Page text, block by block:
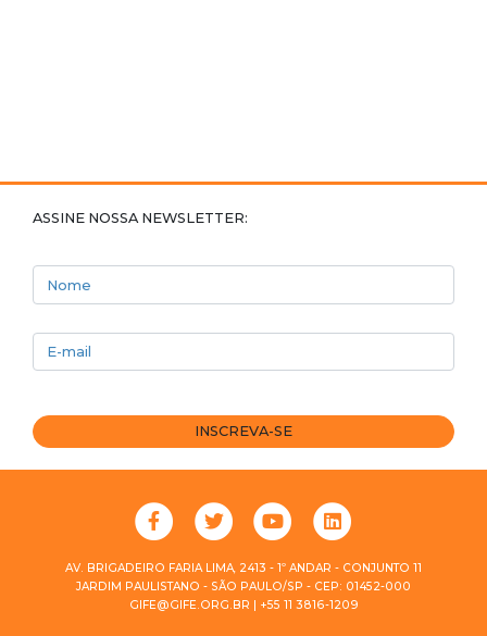
ASSINE NOSSA NEWSLETTER:
INSCREVA-SE
AV. BRIGADEIRO FARIA LIMA, 2413 - 1º ANDAR - CONJUNTO 11
JARDIM PAULISTANO - SÃO PAULO/SP - CEP: 01452-000
GIFE@GIFE.ORG.BR | +55 11 3816-1209